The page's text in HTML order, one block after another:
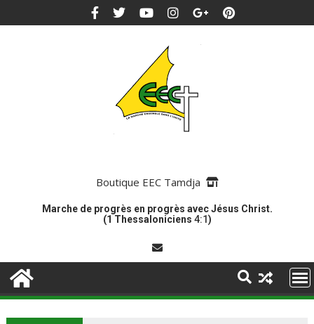
Boutique EEC Tamdja
Marche de progrès en progrès avec Jésus Christ.
(1 Thessaloniciens 4:1)